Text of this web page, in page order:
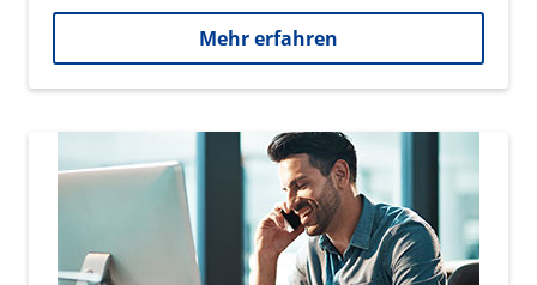
Mehr erfahren